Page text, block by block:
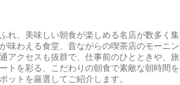
れ、美味しい朝食が楽しめる名店が数多く集
味わえる食堂、昔ながらの喫茶店のモーニン
アクセスも抜群で、仕事前のひとときや、旅
トを彩る、こだわりの朝食で素敵な朝時間を
ットを厳選してご紹介します。